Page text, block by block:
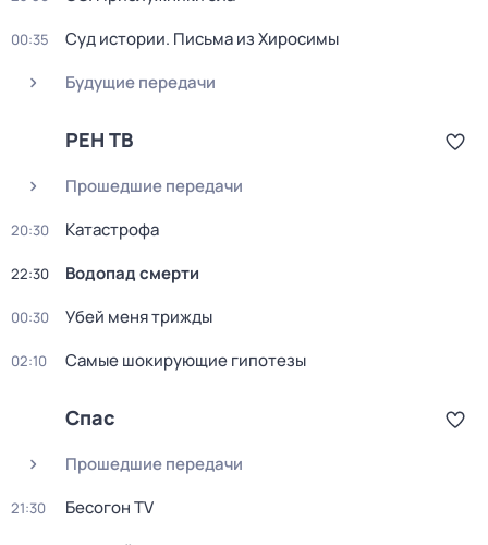
00:35
Суд истории. Письма из Хиросимы
Будущие передачи
РЕН ТВ
Прошедшие передачи
20:30 Катастрофа
22:30 Водопад смерти
00:30 Убей меня трижды
02:10 Самые шoкиpующие гипотезы
Спас
Прошедшие передачи
21:30 Бесогон TV